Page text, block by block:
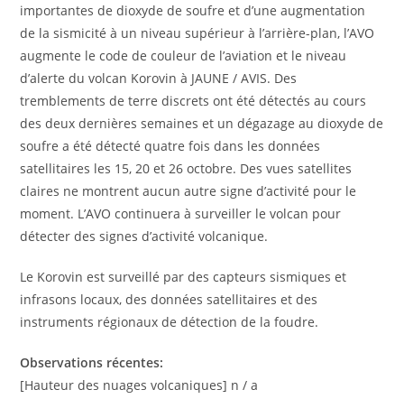
importantes de dioxyde de soufre et d’une augmentation
de la sismicité à un niveau supérieur à l’arrière-plan, l’AVO
augmente le code de couleur de l’aviation et le niveau
d’alerte du volcan Korovin à JAUNE / AVIS. Des
tremblements de terre discrets ont été détectés au cours
des deux dernières semaines et un dégazage au dioxyde de
soufre a été détecté quatre fois dans les données
satellitaires les 15, 20 et 26 octobre. Des vues satellites
claires ne montrent aucun autre signe d’activité pour le
moment. L’AVO continuera à surveiller le volcan pour
détecter des signes d’activité volcanique.
Le Korovin est surveillé par des capteurs sismiques et
infrasons locaux, des données satellitaires et des
instruments régionaux de détection de la foudre.
Observations récentes:
[Hauteur des nuages ​​volcaniques] n / a